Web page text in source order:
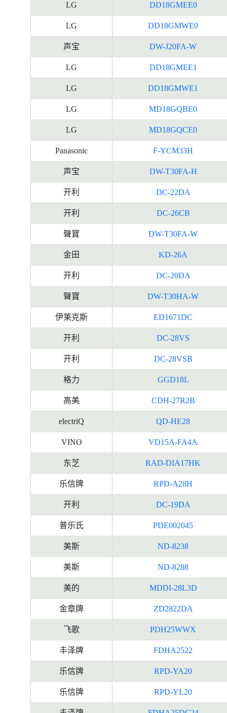
LG DD18GMEE0
LG DD18GMWE0
声宝 DW-J20FA-W
LG DD18GMEE1
LG DD18GMWE1
LG MD18GQBE0
LG MD18GQCE0
Panasonic F-YCM33H
声宝 DW-T30FA-H
开利 DC-22DA
开利 DC-26CB
聲寶 DW-T30FA-W
金田 KD-26A
开利 DC-20DA
聲寶 DW-T30HA-W
伊莱克斯 ED1671DC
开利 DC-28VS
开利 DC-28VSB
格力 GGD18L
高美 CDH-27R2B
electriQ QD-HE28
VINO VD15A-FA4A
东芝 RAD-DIA17HK
乐信牌 RPD-A28H
开利 DC-19DA
普乐氏 PDE002045
美斯 ND-8238
美斯 ND-8288
美的 MDDI-28L3D
金章牌 ZD2822DA
飞歌 PDH25WWX
丰泽牌 FDHA2522
乐信牌 RPD-YA20
乐信牌 RPD-YL20